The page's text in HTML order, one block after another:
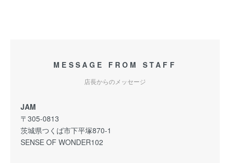
MESSAGE FROM STAFF
店長からのメッセージ
JAM
〒305-0813
茨城県つくば市下平塚870-1
SENSE OF WONDER102